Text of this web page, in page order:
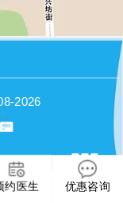
2026
约医生 优惠咨询